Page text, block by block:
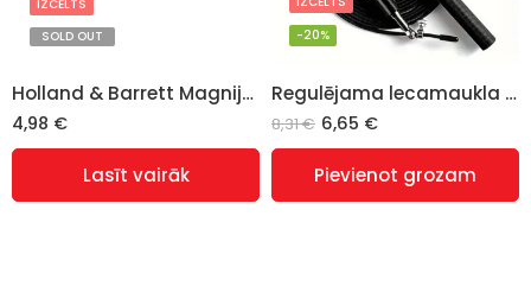
Holland & Barrett Magnija bisglicināts (Magnesium Bisglycinate) 375mg – 30 kapsulas
IZCELTS
SOLD OUT
4,98 €
Lasīt vairāk
Regulējama lecamaukla 3m, nerūsējošais tērauds, melna
-20%
8,31€ 6,65 €
Pievienot grozam